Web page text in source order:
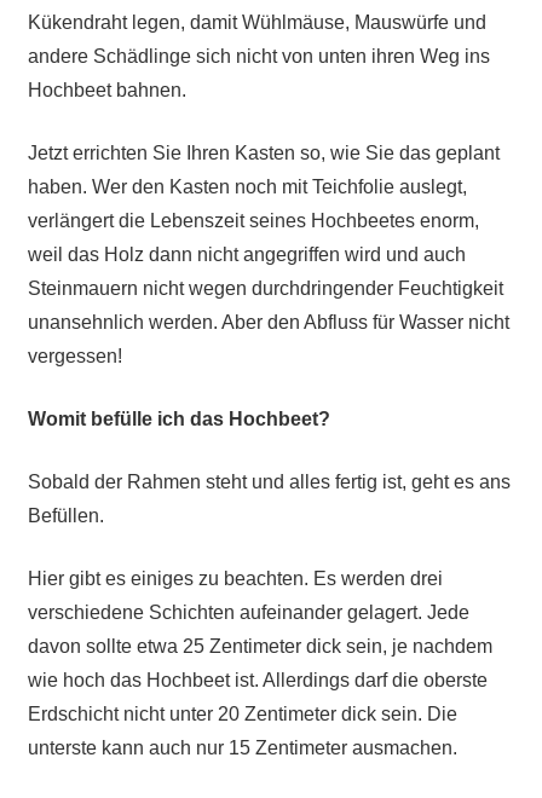
Kükendraht legen, damit Wühlmäuse, Mauswürfe und
andere Schädlinge sich nicht von unten ihren Weg ins
Hochbeet bahnen.
Jetzt errichten Sie Ihren Kasten so, wie Sie das geplant
haben. Wer den Kasten noch mit Teichfolie auslegt,
verlängert die Lebenszeit seines Hochbeetes enorm,
weil das Holz dann nicht angegriffen wird und auch
Steinmauern nicht wegen durchdringender Feuchtigkeit
unansehnlich werden. Aber den Abfluss für Wasser nicht
vergessen!
Womit befülle ich das Hochbeet?
Sobald der Rahmen steht und alles fertig ist, geht es ans
Befüllen.
Hier gibt es einiges zu beachten. Es werden drei
verschiedene Schichten aufeinander gelagert. Jede
davon sollte etwa 25 Zentimeter dick sein, je nachdem
wie hoch das Hochbeet ist. Allerdings darf die oberste
Erdschicht nicht unter 20 Zentimeter dick sein. Die
unterste kann auch nur 15 Zentimeter ausmachen.